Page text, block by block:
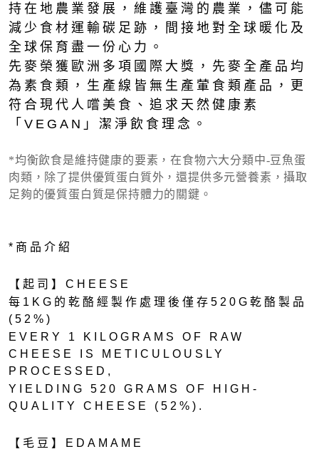
持在地農業發展，維護臺灣的農業，儘可能
減少食材運輸碳足跡，間接地對全球暖化及
全球保育盡一份心力。
先麥榮獲歐洲多項國際大獎，先麥全產品均
為素食類，生產線皆無生產葷食類產品，更
符合現代人嚐美食、追求天然健康素
「VEGAN」潔淨飲食理念。
*均衡飲食是維持健康的要素，在食物六大分類中-豆魚蛋
肉類，除了提供優質蛋白質外，還提供多元營養素，攝取
足夠的優質蛋白質是保持體力的關鍵。
*商品介紹
【起司】CHEESE
每1KG的乾酪經製作處理後僅存520G乾酪製品
(52%)
EVERY 1 KILOGRAMS OF RAW
CHEESE IS METICULOUSLY
PROCESSED,
YIELDING 520 GRAMS OF HIGH-
QUALITY CHEESE (52%).
【毛豆】EDAMAME